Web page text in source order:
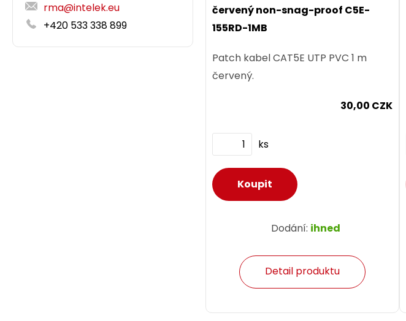
rma@intelek.eu
+420 533 338 899
červený non-snag-proof C5E-
155RD-1MB
Patch kabel CAT5E UTP PVC 1 m
červený.
30,00 CZK
ks
Dodání: ihned
Detail produktu